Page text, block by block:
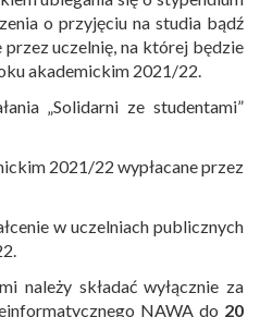
o przyjęciu na studia bądź
uczelnię, na której będzie
akademickim 2021/22.
„Solidarni ze studentami”
2021/22 wypłacane przez
w uczelniach publicznych
należy składać wyłącznie za
NAWA do 20